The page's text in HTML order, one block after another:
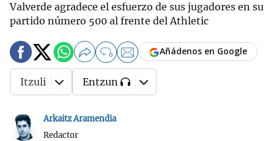
Valverde agradece el esfuerzo de sus jugadores en su
partido número 500 al frente del Athletic
Arkaitz Aramendia
Redactor
0 Añádenos en Google
Itzuli Entzun